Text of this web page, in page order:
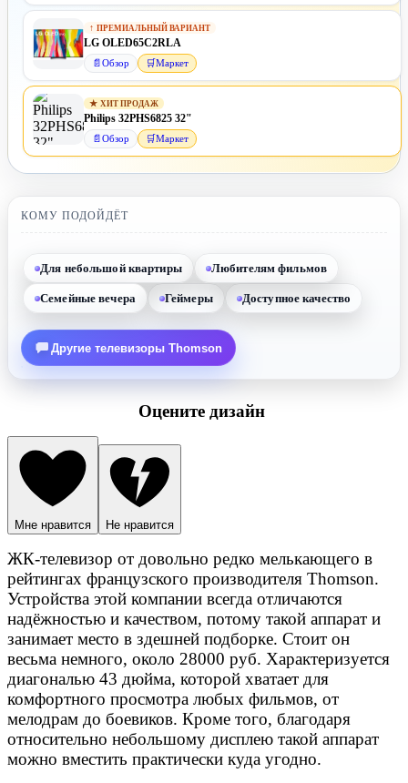
↑ ПРЕМИАЛЬНЫЙ ВАРИАНТ
LG OLED65C2RLA
📄 Обзор 🛒Маркет
★ ХИТ ПРОДАЖ
Philips 32PHS6825 32"
📄 Обзор 🛒Маркет
КОМУ ПОДОЙДЁТ
Другие телевизоры Thomson
Для небольшой квартиры Любителям фильмов
Семейные вечера Геймеры Доступное качество
Оцените дизайн
Мне нравится Не нравится
ЖК-телевизор от довольно редко мелькающего в
рейтингах французского производителя Thomson.
Устройства этой компании всегда отличаются
надёжностью и качеством, потому такой аппарат и
занимает место в здешней подборке. Стоит он
весьма немного, около 28000 руб. Характеризуется
диагональю 43 дюйма, которой хватает для
комфортного просмотра любых фильмов, от
мелодрам до боевиков. Кроме того, благодаря
относительно небольшому дисплею такой аппарат
можно вместить практически куда угодно.